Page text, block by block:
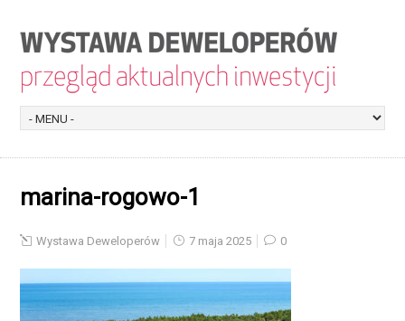
marina-rogowo-1
Wystawa Deweloperów 7 maja 2025 0